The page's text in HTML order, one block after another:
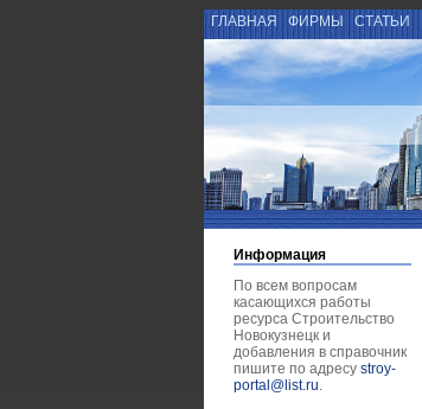
ГЛАВНАЯ ФИРМЫ СТАТЬИ
Информация
По всем вопросам
касающихся работы
ресурса Строительство
Новокузнецк и
добавления в справочник
пишите по адресу stroy-
portal@list.ru.